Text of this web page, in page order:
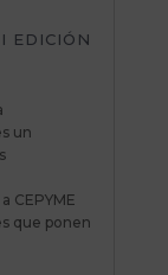
EDICIÓN
un
CEPYME
que ponen